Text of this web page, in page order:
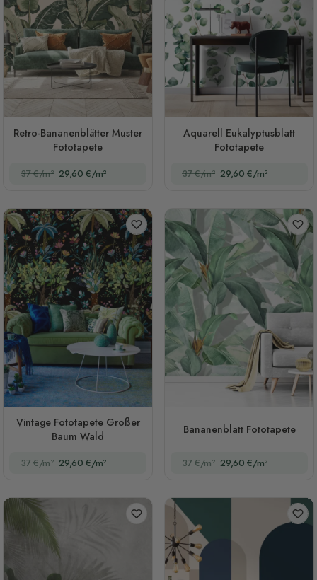
Retro-Bananenblätter Muster
Fototapete
37 €/m² 29,60 €/m²
Aquarell Eukalyptusblatt
Fototapete
37 €/m² 29,60 €/m²
Vintage Fototapete Großer
Baum Wald
37 €/m² 29,60 €/m²
Bananenblatt Fototapete
37 €/m² 29,60 €/m²